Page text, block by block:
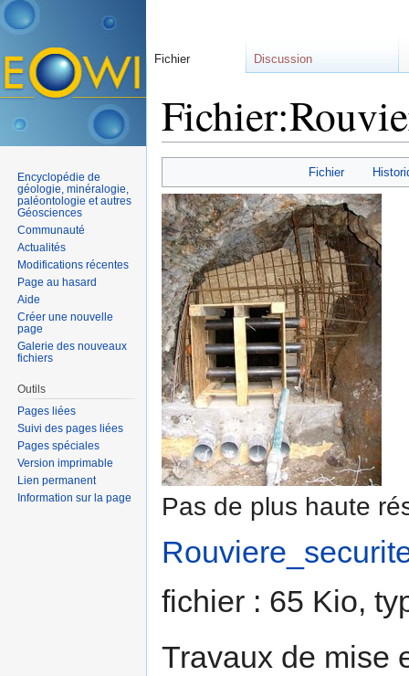
Fichier
Pas de plus haute
fichier : 65 Kio,
Travaux de mise
Fichier Discussion
Encyclopédie de
géologie, minéralogie,
paléontologie et autres
Géosciences
Communauté
Actualités
Modifications récentes
Page au hasard
Aide
Créer une nouvelle
page
Galerie des nouveaux
fichiers
Outils
Pages liées
Suivi des pages liées
Pages spéciales
Version imprimable
Lien permanent
Information sur la page